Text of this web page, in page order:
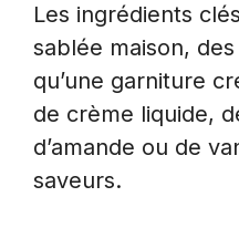
Les ingrédients
sablée maison,
qu’une garniture
de crème liquide,
d’amande ou de
saveurs.